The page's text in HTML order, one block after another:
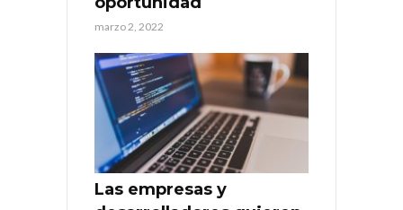
marzo 2, 2022
Las empresas y